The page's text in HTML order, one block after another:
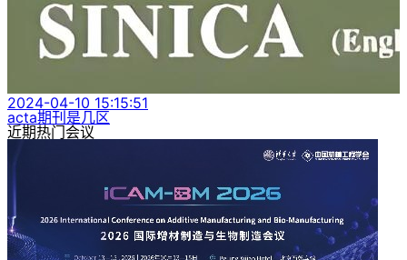
2024-04-10 15:15:51
acta期刊是几区
近期热门会议